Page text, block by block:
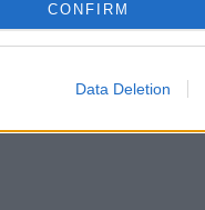
CONFIRM
Data Deletion